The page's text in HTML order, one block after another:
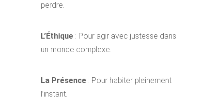
perdre.
L’Éthique : Pour agir avec justesse dans
un monde complexe.
La Présence : Pour habiter pleinement
l’instant.